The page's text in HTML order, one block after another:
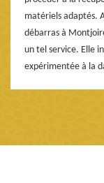
matériels adaptés.
débarras à
un tel service. Elle
expérimentée à la